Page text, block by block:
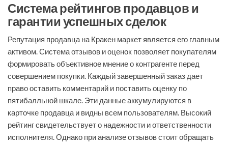
Система рейтингов продавцов и
гарантии успешных сделок
Репутация продавца на Кракен маркет является его главным
активом. Система отзывов и оценок позволяет покупателям
формировать объективное мнение о контрагенте перед
совершением покупки. Каждый завершенный заказ дает
право оставить комментарий и поставить оценку по
пятибалльной шкале. Эти данные аккумулируются в
карточке продавца и видны всем пользователям. Высокий
рейтинг свидетельствует о надежности и ответственности
исполнителя. Однако при анализе отзывов стоит обращать